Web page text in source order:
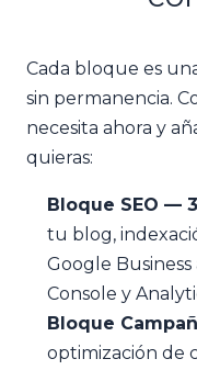
Cada bloque es
sin permanencia.
necesita ahora y
quieras:
Bloque SEO —
tu blog,
Google
Console y
Bloque
optimización de